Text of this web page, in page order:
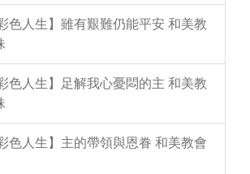
色人生】雖有艱難仍能平安 和美教
色人生】足解我心憂悶的主 和美教
色人生】主的帶領與恩眷 和美教會